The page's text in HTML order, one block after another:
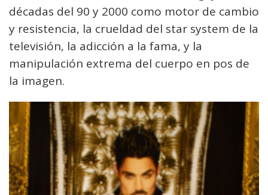
décadas del 90 y 2000 como motor de cambio
y resistencia, la crueldad del star system de la
televisión, la adicción a la fama, y la
manipulación extrema del cuerpo en pos de
la imagen.